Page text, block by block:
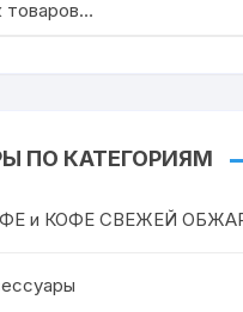
ПО КАТЕГОРИЯМ
и КОФЕ СВЕЖЕЙ